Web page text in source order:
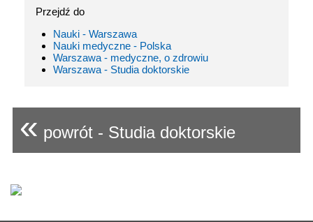
Przejdź do
Nauki - Warszawa
Nauki medyczne - Polska
Warszawa - medyczne, o zdrowiu
Warszawa - Studia doktorskie
« powrót - Studia doktorskie